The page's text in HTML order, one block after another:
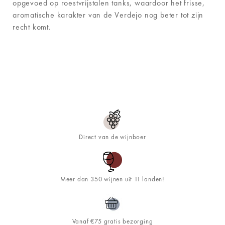
opgevoed op roestvrijstalen tanks, waardoor het frisse,
aromatische karakter van de Verdejo nog beter tot zijn
recht komt.
Direct van de wijnboer
Meer dan 350 wijnen uit 11 landen!
Vanaf €75 gratis bezorging